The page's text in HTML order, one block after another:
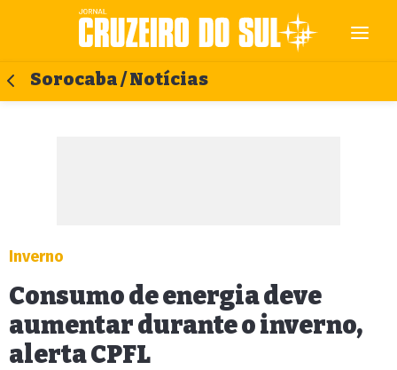
Sorocaba / Notícias
Inverno
Consumo de energia deve
aumentar durante o inverno,
alerta CPFL